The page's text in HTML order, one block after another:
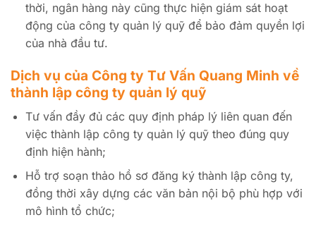
thời, ngân hàng này cũng thực hiện giám sát hoạt
động của công ty quản lý quỹ để bảo đảm quyền lợi
của nhà đầu tư.
Dịch vụ của Công ty Tư Vấn Quang Minh về
thành lập công ty quản lý quỹ
Tư vấn đầy đủ các quy định pháp lý liên quan đến
việc thành lập công ty quản lý quỹ theo đúng quy
định hiện hành;
Hỗ trợ soạn thảo hồ sơ đăng ký thành lập công ty,
đồng thời xây dựng các văn bản nội bộ phù hợp với
mô hình tổ chức;